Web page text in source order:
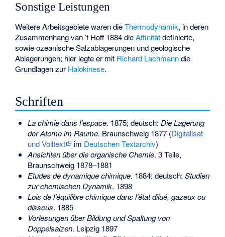
Sonstige Leistungen
Weitere Arbeitsgebiete waren dieThermodynamik, in deren
Zusammenhang van ’t Hoff 1884 dieAffinitätdefinierte,
sowie ozeanische Salzablagerungen und geologische
Ablagerungen; hier legte er mit Richard Lachmanndie
Grundlagen zur Halokinese.
Schriften
La chimie dans l’espace. 1875; deutsch: Die Lagerung
der Atome im Raume. Braunschweig 1877 (Digitalisat
und Volltext
im Deutschen Textarchiv)
Ansichten über die organische Chemie. 3 Teile,
Braunschweig 1878–1881
Etudes de dynamique chimique. 1884; deutsch: Studien
zur chemischen Dynamik. 1898
Lois de l’équilibre chimique dans l’état dilué, gazeux ou
dissous. 1885
Vorlesungen über Bildung und Spaltung von
Doppelsalzen. Leipzig 1897